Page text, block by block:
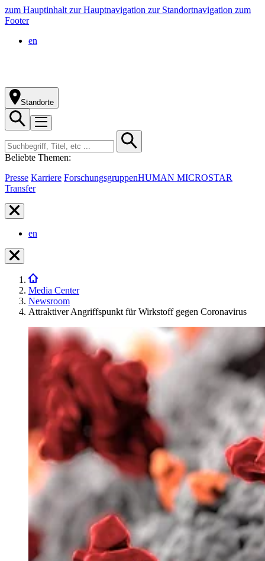
zum Hauptinhalt zur Hauptnavigation zur Standortnavigation zum
Footer
en
Standorte
Beliebte Themen:
Presse Karriere ForschungsgruppenHUMAN MICROSTAR
Transfer
en
Media Center
Newsroom
Attraktiver Angriffspunkt für Wirkstoff gegen Coronavirus